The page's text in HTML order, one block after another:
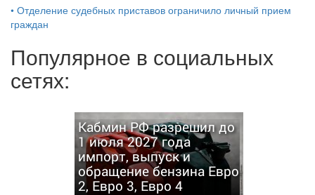
• Отделение судебных приставов ограничило личный прием
граждан
Популярное в социальных
сетях:
Кабмин РФ разрешил до
1 июля 2027 года
импорт, выпуск и
обращение бензина Евро
2, Евро 3, Евро 4